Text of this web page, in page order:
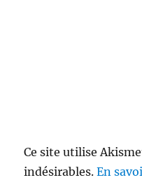
Ce site utilise
indésirables.En